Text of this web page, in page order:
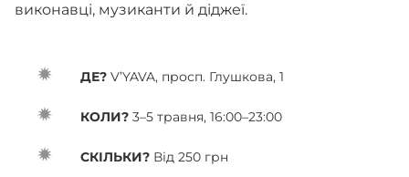
виконавці, музиканти й діджеї.
ДЕ? V’YAVA, просп. Глушкова, 1
КОЛИ? 3–5 травня, 16:00–23:00
СКІЛЬКИ? Від 250 грн